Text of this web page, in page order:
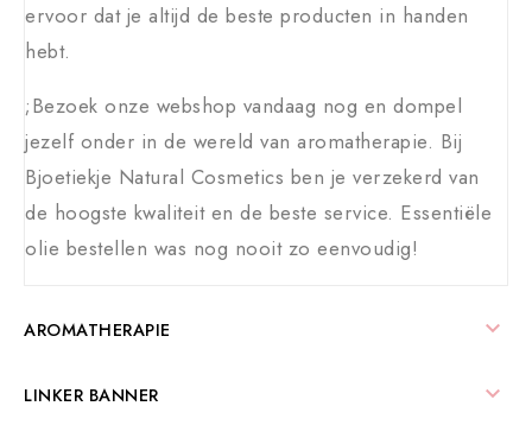
ervoor dat je altijd de beste producten in handen
hebt.
;Bezoek onze webshop vandaag nog en dompel
jezelf onder in de wereld van aromatherapie. Bij
Bjoetiekje Natural Cosmetics ben je verzekerd van
de hoogste kwaliteit en de beste service. Essentiële
olie bestellen was nog nooit zo eenvoudig!
AROMATHERAPIE 
LINKER BANNER 